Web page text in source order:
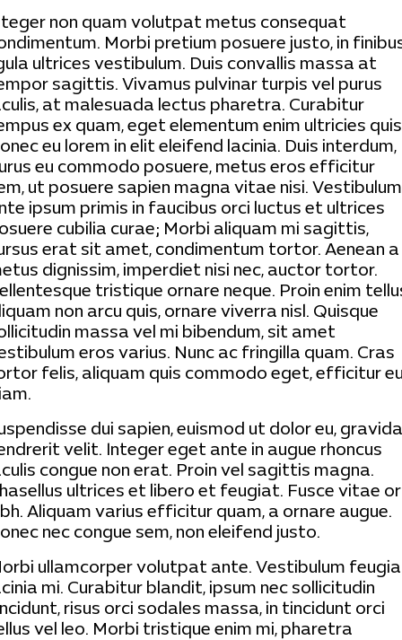
non quam volutpat metus consequat
Morbi pretium posuere justo, in
ultrices vestibulum. Duis convallis massa at
sagittis. Vivamus pulvinar turpis vel purus
at malesuada lectus pharetra. Curabitur
ex quam, eget elementum enim ultricies
eu lorem in elit eleifend lacinia. Duis interdum,
eu commodo posuere, metus eros efficitur
ut posuere sapien magna vitae nisi. Vestibulum
ipsum primis in faucibus orci luctus et ultrices
cubilia curae; Morbi aliquam mi sagittis,
erat sit amet, condimentum tortor. Aenean a
dignissim, imperdiet nisi nec, auctor tortor.
tristique ornare neque. Proin enim
non arcu quis, ornare viverra nisl. Quisque
massa vel mi bibendum, sit amet
eros varius. Nunc ac fringilla quam. Cras
felis, aliquam quis commodo eget, efficitur
dui sapien, euismod ut dolor eu, gravida
velit. Integer eget ante in augue rhoncus
congue non erat. Proin vel sagittis magna.
ultrices et libero et feugiat. Fusce vitae
Aliquam varius efficitur quam, a ornare augue.
nec congue sem, non eleifend justo.
ullamcorper volutpat ante. Vestibulum
mi. Curabitur blandit, ipsum nec sollicitudin
risus orci sodales massa, in tincidunt orci
vel leo. Morbi tristique enim mi, pharetra